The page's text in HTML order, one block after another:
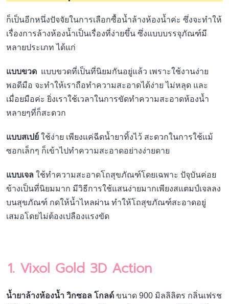
ก็เป็นอีกหนึ่งปัจจัยในการเลือกซื้อน้ำล้างห้องน้ำค่ะ ซึ่งจะทำให้
เรื่องการล้างห้องน้ำเป็นเรื่องที่ง่ายขึ้น ซึ่งแบบบรรจุภัณฑ์มี
หลายประเภท ได้แก่
แบบขวด แบบขวดที่เป็นที่นิยมกันอยู่แล้ว เพราะใช้งานง่าย
พอดีมือ จะทำให้เราถือทำความสะอาดได้ง่าย ไม่หลุด และ
เมื่อยมือค่ะ ยิ่งเราใช้เวลาในการขัดทำความสะอาดห้องน้ำ
หลายๆที่ก็สะดวก
แบบสเปย์ ใช้ง่าย เพียงแค่ฉีดน้ำยาทิ้งไว้ สะดวกในการใช้เเม้
ซอกเล็กๆ ก็เข้าไปทำความสะอาดอย่างง่ายดาย
แบบเจล ใช้ทำความสะอาดโถสุขภัณฑ์โดยเฉพาะ ปัจุบันค่อย
ข้างเป็นที่นิยมมาก มีวิธีการใช้แสนง่ายมากเพียงสแตมป์เจลลง
บนสุขภัณฑ์ กดให้น้ำไหลผ่าน ทำให้โถสุขภัณฑ์สะอาดอยู่
เสมอโดยไม่ต้องเปลืองแรงขัด
1. Vixol Gold 3D Action
น้ำยาล้างห้องน้ำ วิกซอล โกลด์ ขนาด 900 มิลลิลิตร กลิ่นเฟรช